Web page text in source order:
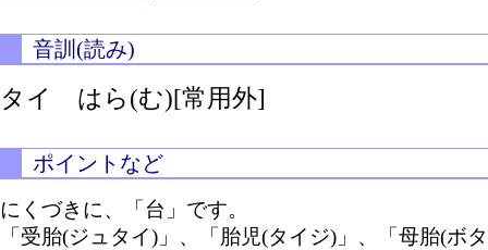
音訓(読み)
タイ はら(む)[常用外]
ポイントなど
にくづきに、「台」です。
「受胎(ジュタイ)」、「胎児(タイジ)」、「母胎(ボタ